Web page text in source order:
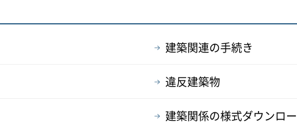
建築関連の手続き
違反建築物
建築関係の様式ダウンロ